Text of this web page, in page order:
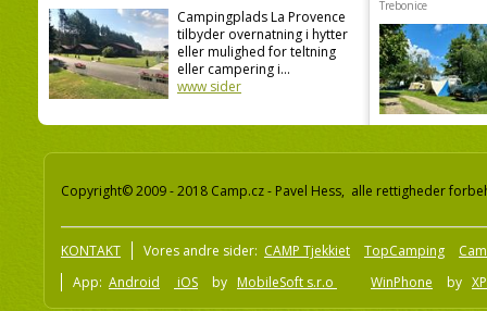
Campingplads La Provence
tilbyder overnatning i hytter
eller mulighed for teltning
eller campering i...
www sider
Trebonice
Copyright© 2009 - 2018 Camp.cz - Pavel Hess, alle rettigheder
KONTAKT Vores andre sider: CAMP Tjekkiet TopCamping
App: Android iOS by MobileSoft s.r.o WinPhone by